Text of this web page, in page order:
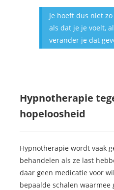
Je hoeft dus niet
als dat je je voelt,
verander je dat
Hypnotherapie
hopeloosheid
Hypnotherapie wordt vaak
behandelen als ze last
daar geen medicatie voor
bepaalde schalen